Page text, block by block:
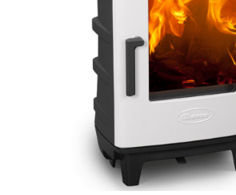
ΛΕΠΤΟΜΈΡΕΙΕΣ